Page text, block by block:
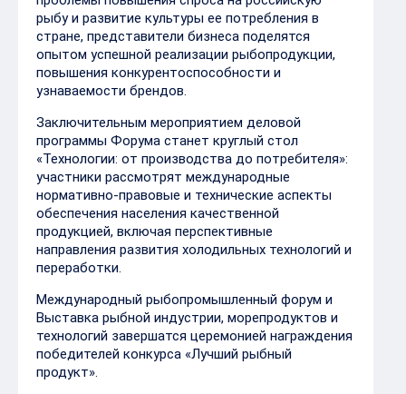
рыбу и развитие культуры ее потребления в
стране, представители бизнеса поделятся
опытом успешной реализации рыбопродукции,
повышения конкурентоспособности и
узнаваемости брендов.
Заключительным мероприятием деловой
программы Форума станет круглый стол
«Технологии: от производства до потребителя»:
участники рассмотрят международные
нормативно-правовые и технические аспекты
обеспечения населения качественной
продукцией, включая перспективные
направления развития холодильных технологий и
переработки.
Международный рыбопромышленный форум и
Выставка рыбной индустрии, морепродуктов и
технологий завершатся церемонией награждения
победителей конкурса «Лучший рыбный
продукт».